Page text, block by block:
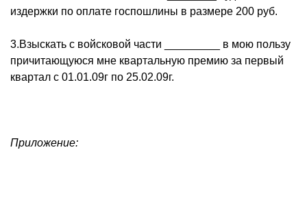
издержки по оплате госпошлины в размере 200 руб.
3.Взыскать с войсковой части _________ в мою пользу
причитающуюся мне квартальную премию за первый
квартал с 01.01.09г по 25.02.09г.
Приложение: